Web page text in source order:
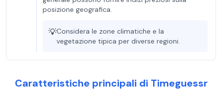
posizione geografica.
💡Considera le zone climatiche e la
vegetazione tipica per diverse regioni.
Caratteristiche principali di Timeguessr